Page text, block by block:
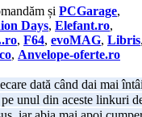
și PCGarage,
Days, Elefant.ro,
, F64, evoMAG, Libris
, Anvelope-oferte.ro
dată când dai mai
unul din aceste linkuri